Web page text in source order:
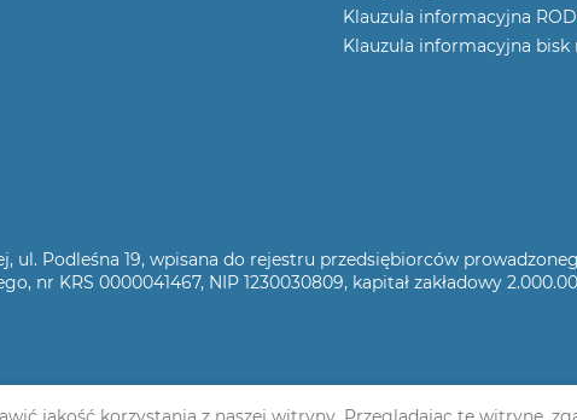
Klauzula informacyjna
Klauzula informacyjna
ul. Podleśna 19, wpisana do rejestru przedsiębiorców
nr KRS 0000041467, NIP 1230030809, kapitał zakładowy